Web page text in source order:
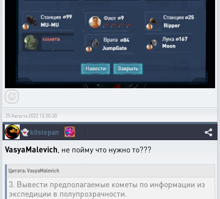
25 Августа 2022 13:50:30
👻k0stepan
VasyaMalevich , не пойму что нужно то???
Цитата: VasyaMalevich
3. Вывести предполагаемые кометы по информации из
экспедиции в полупрозрачности.